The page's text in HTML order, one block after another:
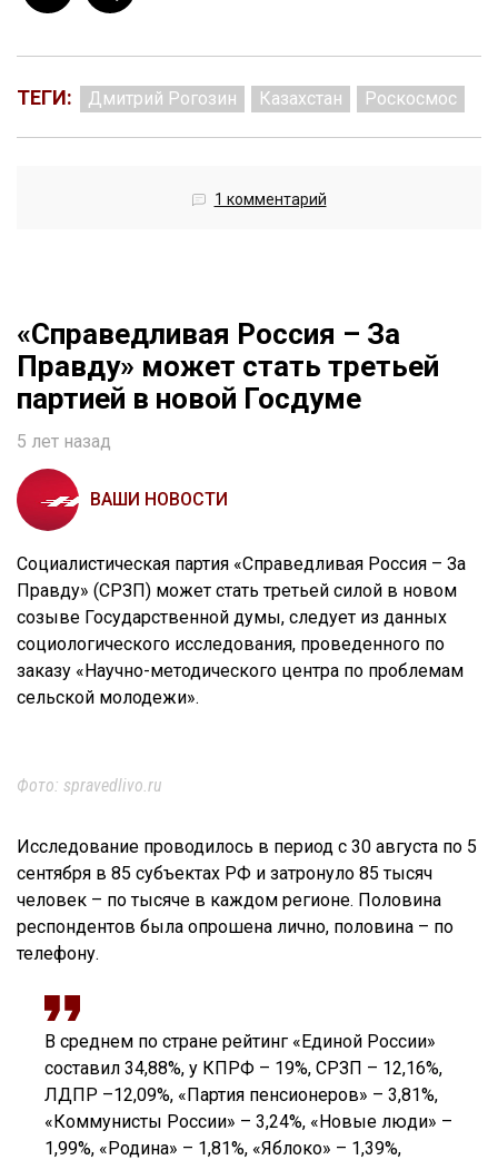
ТЕГИ: Дмитрий Рогозин Казахстан Роскосмос
1 комментарий
«Справедливая Россия – За
Правду» может стать третьей
партией в новой Госдуме
5 лет назад
ВАШИ НОВОСТИ
Социалистическая партия «Справедливая Россия – За
Правду» (СРЗП) может стать третьей силой в новом
созыве Государственной думы, следует из данных
социологического исследования, проведенного по
заказу «Научно-методического центра по проблемам
сельской молодежи».
Фото: spravedlivo.ru
Исследование проводилось в период с 30 августа по 5
сентября в 85 субъектах РФ и затронуло 85 тысяч
человек – по тысяче в каждом регионе. Половина
респондентов была опрошена лично, половина – по
телефону.
В среднем по стране рейтинг «Единой России»
составил 34,88%, у КПРФ – 19%, СРЗП – 12,16%,
ЛДПР –12,09%, «Партия пенсионеров» – 3,81%,
«Коммунисты России» – 3,24%, «Новые люди» –
1,99%, «Родина» – 1,81%, «Яблоко» – 1,39%,